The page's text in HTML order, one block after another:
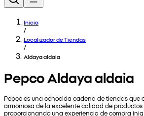
Inicio
/
Localizador de Tiendas
/
Aldaya aldaia
Pepco Aldaya aldaia
Pepco es una conocida cadena de tiendas que
armoniosa de la excelente calidad de productos
proporcionando una experiencia de compra